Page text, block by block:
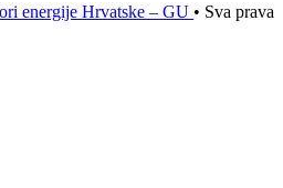
energije Hrvatske – GU • Sva prava